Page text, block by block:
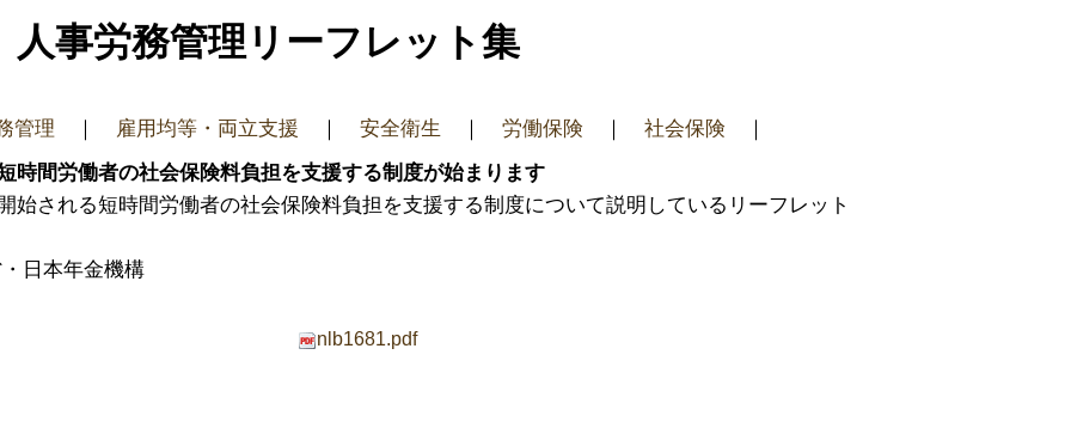
人事労務管理リーフレット集
管理 ｜ 雇用均等・両立支援 ｜ 安全衛生 ｜ 労働保険｜ 社会保険｜
時間労働者の社会保険料負担を支援する制度が始まります
始される短時間労働者の社会保険料負担を支援する制度について説明しているリーフレット
日本年金機構
nlb1681.pdf